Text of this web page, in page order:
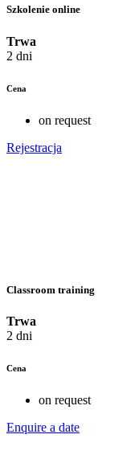
Szkolenie online
Trwa
2 dni
Cena
on request
Rejestracja
Classroom training
Trwa
2 dni
Cena
on request
Enquire a date